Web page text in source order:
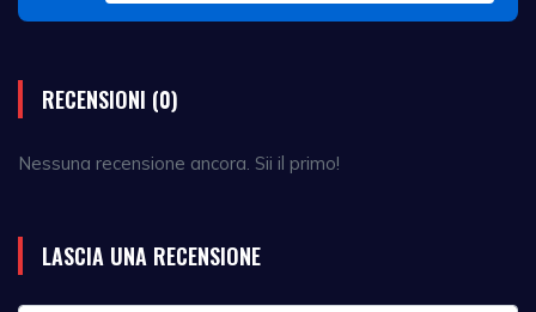
RECENSIONI (0)
Nessuna recensione ancora. Sii il primo!
LASCIA UNA RECENSIONE